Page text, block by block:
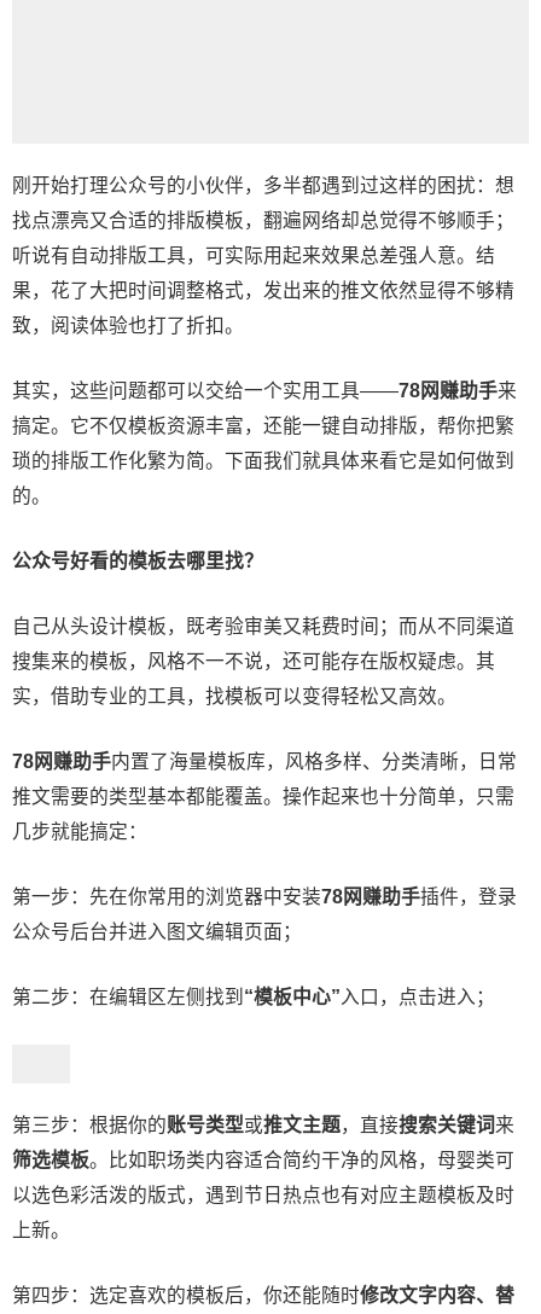
刚开始打理公众号的小伙伴，多半都遇到过这样的困扰：想
找点漂亮又合适的排版模板，翻遍网络却总觉得不够顺手；
听说有自动排版工具，可实际用起来效果总差强人意。结
果，花了大把时间调整格式，发出来的推文依然显得不够精
致，阅读体验也打了折扣。
其实，这些问题都可以交给一个实用工具——78网赚助手来
搞定。它不仅模板资源丰富，还能一键自动排版，帮你把繁
琐的排版工作化繁为简。下面我们就具体来看它是如何做到
的。
公众号好看的模板去哪里找？
自己从头设计模板，既考验审美又耗费时间；而从不同渠道
搜集来的模板，风格不一不说，还可能存在版权疑虑。其
实，借助专业的工具，找模板可以变得轻松又高效。
78网赚助手内置了海量模板库，风格多样、分类清晰，日常
推文需要的类型基本都能覆盖。操作起来也十分简单，只需
几步就能搞定：
第一步：先在你常用的浏览器中安装78网赚助手插件，登录
公众号后台并进入图文编辑页面；
第二步：在编辑区左侧找到 “模板中心”入口，点击进入；
第三步：根据你的账号类型或推文主题，直接搜索关键词 来
筛选模板。比如职场类内容适合简约干净的风格，母婴类可
以选色彩活泼的版式，遇到节日热点也有对应主题模板及时
上新。
第四步：选定喜欢的模板后，你还能随时修改文字内容、替